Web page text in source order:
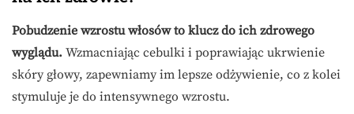
Pobudzenie wzrostu włosów to klucz do ich zdrowego
wyglądu. Wzmacniając cebulki i poprawiając ukrwienie
skóry głowy, zapewniamy im lepsze odżywienie, co z kolei
stymuluje je do intensywnego wzrostu.